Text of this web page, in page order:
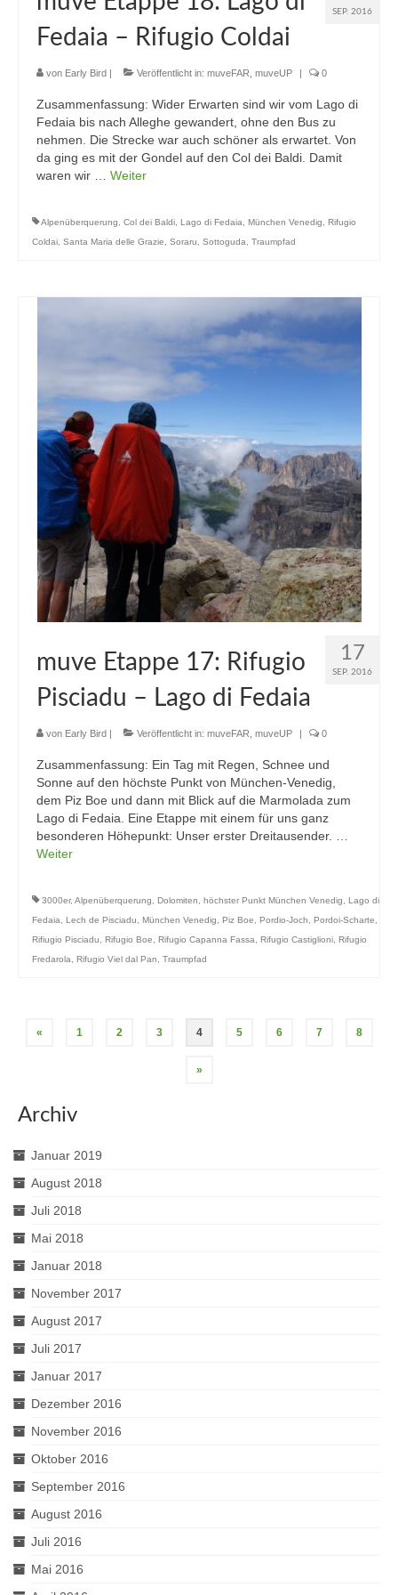
SEP. 2016
Fedaia – Rifugio Coldai
von Early Bird Veröffentlicht in: muveFAR muveUP 0
Zusammenfassung: Wider Erwarten sind wir vom Lago di
Fedaia bis nach Alleghe gewandert, ohne den Bus zu
nehmen. Die Strecke war auch schöner als erwartet. Von
da ging es mit der Gondel auf den Col dei Baldi. Damit
waren wir … Weiter
Alpenüberquerung, Col dei Baldi, Lago di Fedaia, München Venedig, Rifugio
Coldai, Santa Maria delle Grazie, Soraru, Sottoguda, Traumpfad
17
SEP. 2016
muve Etappe 17: Rifugio
Pisciadu – Lago di Fedaia
von Early Bird Veröffentlicht in: muveFAR muveUP 0
Zusammenfassung: Ein Tag mit Regen, Schnee und
Sonne auf den höchste Punkt von München-Venedig,
dem Piz Boe und dann mit Blick auf die Marmolada zum
Lago di Fedaia. Eine Etappe mit einem für uns ganz
besonderen Höhepunkt: Unser erster Dreitausender. …
Weiter
3000er, Alpenüberquerung, Dolomiten, höchster Punkt München Venedig, Lago di
Fedaia, Lech de Pisciadu, München Venedig, Piz Boe, Pordio-Joch, Pordoi-Scharte,
Rifiugio Pisciadu, Rifugio Boe, Rifugio Capanna Fassa, Rifugio Castiglioni, Rifugio
Fredarola, Rifugio Viel dal Pan, Traumpfad
Seitennummerierung
Beiträge
« 1 2 3 4 5 6 7 8
»
Archiv
Januar 2019
August 2018
Juli 2018
Mai 2018
Januar 2018
November 2017
August 2017
Juli 2017
Januar 2017
Dezember 2016
November 2016
Oktober 2016
September 2016
August 2016
Juli 2016
Mai 2016